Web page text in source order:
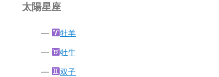
太陽星座
牡羊
牡牛
双子